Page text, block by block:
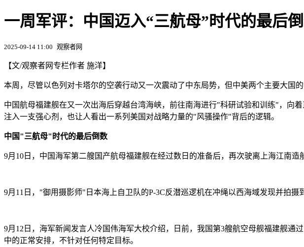
一周军评：中国迈入“三航母”时代的最后
2025-09-14 11:00 观察者网
【文/观察者网专栏作者 施洋】
本周，尽管以色列对卡塔尔的空袭行动又一次震动了中东局势，但中美两个主要大国
中国航母福建舰在又一次出海后穿越台湾海峡，前往南海进行"科研试验和训练"，向
注入一支强心剂，也让人看出一系列美国对战略力量的"风骚操作"背后的逻辑。
中国"三航母"时代的最后倒数
9月10日，中国海军第二艘国产航母福建舰在经过数日的准备后，再次驶离上海江南造
9月11日，"御用摄影师"日本海上自卫队的P-3C反潜巡逻机在冲绳以西海域发现并拍
9月12日，海军新闻发言人冷国伟海军大校介绍，日前，我国第3艘航空母舰福建舰
中的正常安排，不针对任何特定目标。